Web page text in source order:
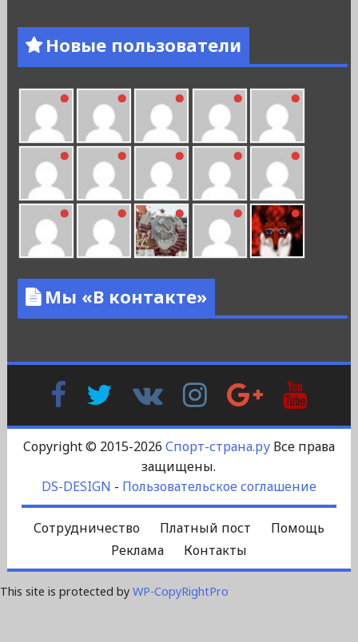
Новые пользователи
Мы «В контакте»
FacebookTwitter
Контакте
InstagramGoogle
Plus
Copyright © 2015-2026 Спорт-страна.руВсе права
защищены.
DS-DESIGN - Пользовательское соглашение
Сотрудничество Платный пост
Помощь
Реклама
Контакты
This site is protected by WP-CopyRightPro